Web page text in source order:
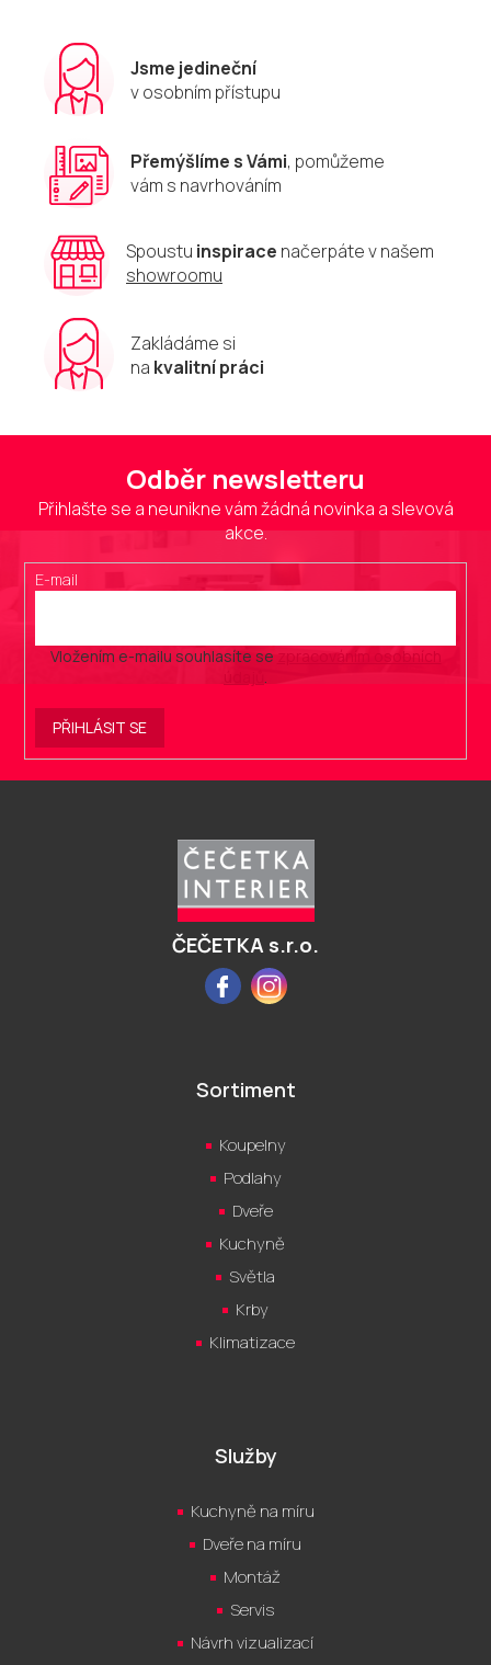
Jsme jedineční
v osobním přístupu
Přemýšlíme s Vámi, pomůžeme
vám s navrhováním
Spoustu inspirace načerpáte v našem
showroomu
Zakládáme si
na kvalitní práci
Odběr newsletteru
Přihlašte se a neunikne vám žádná novinka a slevová
akce.
E-mail
Vložením e-mailu souhlasíte se zpracováním osobních
.
PŘIHLÁSIT SE
ČEČETKA s.r.o.
FacebookInstagram
Sortiment
Koupelny
Podlahy
Dveře
Kuchyně
Světla
Krby
Klimatizace
Služby
Kuchyně na míru
Dveře na míru
Montáž
Servis
Návrh vizualizací